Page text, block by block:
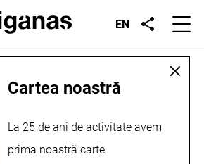
EN
Locație:
Remetea
Cartea noastră
La 25 de ani de activitate avem
prima noastră carte